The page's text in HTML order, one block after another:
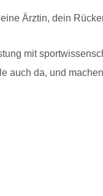
Ärztin, dein
mit
auch da, und